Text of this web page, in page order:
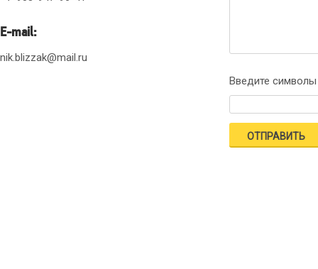
E-mail:
nik.blizzak@mail.ru
Введите символы